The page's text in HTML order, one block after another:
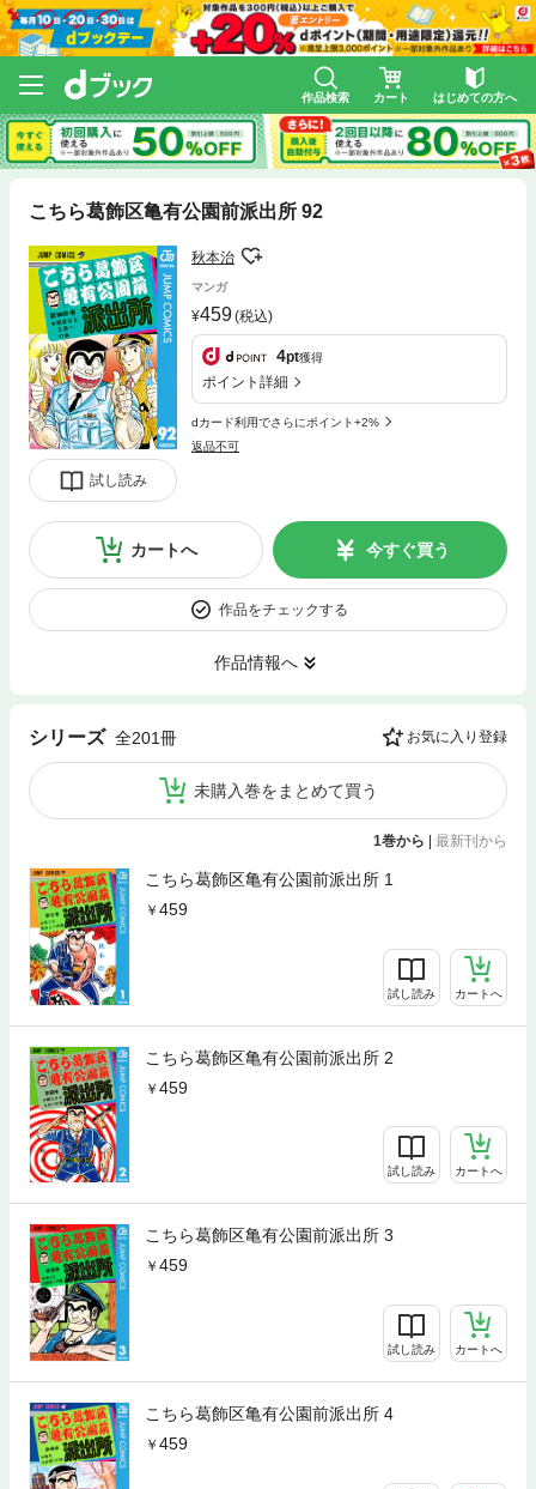
作品検索 カート はじめての方へ
こちら葛飾区亀有公園前派出所 92
試し読み
秋本治
マンガ
459(税込)
4pt獲得
ポイント詳細
dカード利用でさらにポイント+2%
返品不可
カートへ 今すぐ買う
作品をチェックする
作品情報へ
シリーズ 全201冊 お気に入り登録
未購入巻をまとめて買う
1巻から 最新刊から
こちら葛飾区亀有公園前派出所 1
459
試し読み カートへ
こちら葛飾区亀有公園前派出所 2
459
試し読み カートへ
こちら葛飾区亀有公園前派出所 3
459
試し読み カートへ
こちら葛飾区亀有公園前派出所 4
459